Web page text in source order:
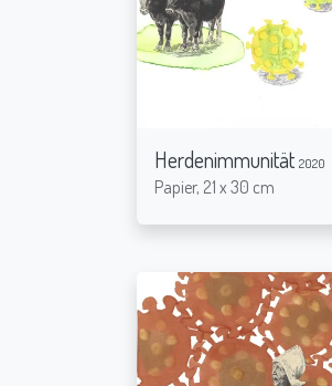
Herdenimmunität 2020
Papier, 21 x 30 cm